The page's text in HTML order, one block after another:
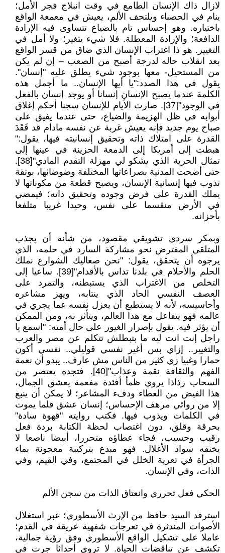
لازال ذاك الإنسان الطامع في وقت انبلاج فجر الأمل؛
ينام في الحصباء ويلتحف الألم، يعيش في معمعة الواقع
باختياره. وهو إحساس تام بالضياع تتساوى فيه الإرادة
الدافعة؛ والإرادة المعطلة. فلا شيء يتغير؛ ولا أمل في
التغيير. هو ذا اغتراب الإنسان الذي ضاق من قسر الواقع
بعد انقلاب حاله لدرجة أصبح من الصعب – إن لم يكن
من المستحيل- معها بوجود شيء يطلق عليه "إنسان".
يقول في هذا الصدد:"يا أيها الإنسان.. ما أجمل هذه
الكلمة عندما يصبح الإنسان إنسانا أو يوجد إنسان بالفعل
في الوجود"[37]. صارت الأيام للإنسان سجنا أحكم إغلاق
أبوابه في ظل الهزيمة والضياع، حتى عندما يفيق على
صباح يوم جديد فإنه يعيش غربة عن نفسه مادام قد فَقَدَ
القدرة على امتلاك ذاته وتحقيق إنسانيته فيها، يقول:"
هبطت إلى أمريكا إلى الدمعة الحزينة في عينها إلى
تمثال الحرية الذي يشكو لي مهزلة التقدم المادي"[38].
حتى أضحت المدنية بصراعاتها المختلفة وضوضائها، بوتقة
تذوب فيها إنسانية الإنسان، ويصبح قطعة من مكوناتها لا
يملك القدرة على فرض وجوده وتحقيق ذاته؛ فيمضي
في الأرض منقسما على نفس، وحيدا غريبا متلفعا
بأحزانه.
وبمكر سردي تشويقي مقصود، من شأنه أن يجذب
المتلقي المفترض نحو مشاركة السارد في حلمه، الذي
يرجوه أن يتحقق، يقول: "نحن صعاليك الشوارع نملك
الحلم والأحلام في بلدنا تداس بالأقدام"[39]. ساعيا إلى
التخلص من الاغتراب الذي يستبطنه، والتمرد على
العصف النفسي الحاد الذي ينتابه، ويهز مشاعره
وأحاسيسه، لأنه لا يستطيع أن يعزل نفسه عما يجري في
عالمه فهو يتفاعل مع هذا العالم، ويتأثر به، ومن الممكن
أن يؤثر فيه. يقول بإصرار الغيور على حال أمته: "اسمع يا
راجل إنت انت ليه ما بتبطلش تتكلم عن مصر والعرب
والتغيير.. إزاي بس أغير نفسي قوليلي.. نفسي أكون
حمارا وغبيا زي كثير من الناس مش عارف.. يبدو أن نعمة
الفهم والثقافة نقمة وعذاب"[40]. فتجده يعتصر من
السحاب رذاذا يروي ظمأ أفئدة مفعمة بعشق الجمال،
هذا الفيض من العطاء ودفء المشاعر؛ لا يمكن أن ينبع
إلا من روائي مرهف الإحساس؛ إنسان عشق قلما يموت
في الكلمات ويذوب فيها. فكتب روايته "قهوة سادة"
بحرقة وقلق، دون اغتصاب لحظة الكتابة بردة فعل
رقيب وحسيب، فجاء عطاؤه متحررا، أبيضا ناصعا لا
يخنقه سواد الأغلال. فهو مبدع بتركيبة معجونة بماء
الجرأة في تعرية الخلل في المجتمع، وفي القيم، وفي
الذات، وفي الإنسان.
الحكي فعل تحرري وانعتاق الذات من سجن الألم
استرفد السيد حافظ من الإرث الأسطوري؛ عبر استغلال
الأصوات المندثرة في تعرجات شفهية عريقة في القدم؛
عاملا على تشكيل الواقع الأسطوري وفق رؤية جمالية،
تكشف عن تناقضات الحياة. لا تروي أحداثا جرت في